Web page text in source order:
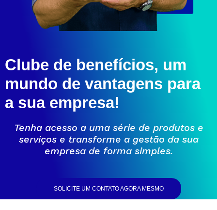
Clube de benefícios, um
mundo de vantagens para
a sua empresa!
Tenha acesso a uma série de produtos e
serviços e transforme a gestão da sua
empresa de forma simples.
SOLICITE UM CONTATO AGORA MESMO